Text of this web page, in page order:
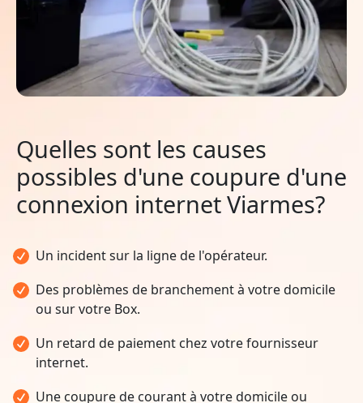
Quelles sont les causes
possibles d'une coupure d'une
connexion internet Viarmes?
Un incident sur la ligne de l'opérateur.
Des problèmes de branchement à votre domicile
ou sur votre Box.
Un retard de paiement chez votre fournisseur
internet.
Une coupure de courant à votre domicile ou